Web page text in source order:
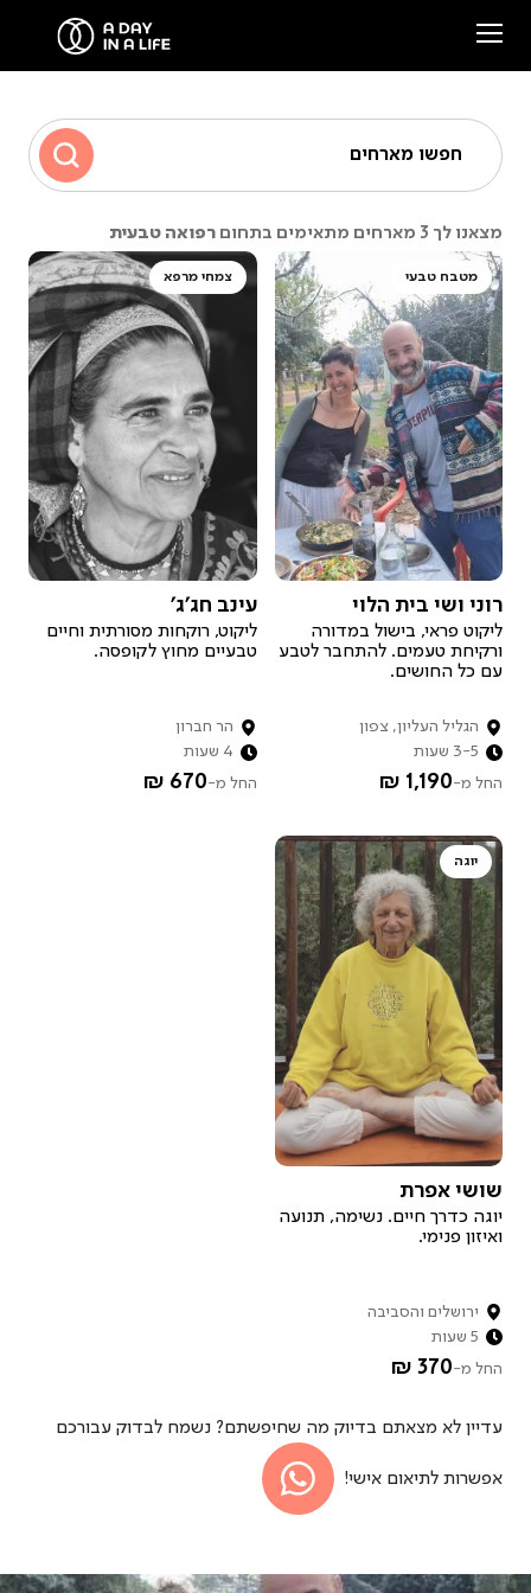
צרו קשר
רוצה להיות מארח.ת?
סיפורים ממפגשים
Instagram
Facebook
איך זה עובד?
חפשו מארחים
מצאנו לך 3 מארחים מתאימים בתחום רפואה טבעית
מטבח טבעי
רוני ושי בית הלוי
ליקוט פראי, בישול במדורה
ורקיחת טעמים. להתחבר לטבע
עם כל החושים.
הגליל העליון, צפון
3-5 שעות
החל מ-1,190 ₪
צמחי מרפא
עינב חג'ג'
ליקוט, רוקחות מסורתית וחיים
טבעיים מחוץ לקופסה.
הר חברון
4 שעות
החל מ-670 ₪
יוגה
שושי אפרת
יוגה כדרך חיים. נשימה, תנועה
ואיזון פנימי.
ירושלים והסביבה
5 שעות
החל מ-370 ₪
עדיין לא מצאתם בדיוק מה שחיפשתם? נשמח לבדוק עבורכם
אפשרות לתיאום אישי!